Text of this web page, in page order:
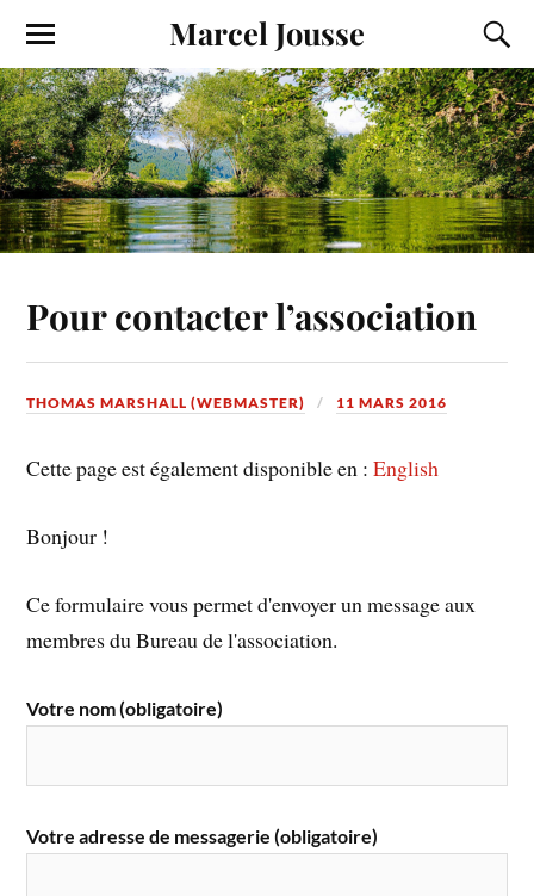
Marcel Jousse
Pour contacter l’association
THOMAS MARSHALL (WEBMASTER) 11 MARS 2016
Cette page est également disponible en :English
Bonjour !
Ce formulaire vous permet d'envoyer un message aux
membres du Bureau de l'association.
Votre nom (obligatoire)
Votre adresse de messagerie (obligatoire)